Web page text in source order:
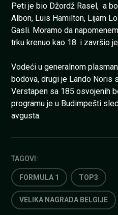
Peti je bio Džordž Rasel, a
Albon, Luis Hamilton, Lijam
Gasli. Moramo da
trku krenuo kao 18. i završio
Vodeći u generalnom
bodova, drugi je Lando Noris
Verstapen sa 185 osvojenih
programu je u Budimpešti
avgusta.
TAGOVI:
FORMULA 1 TOP3
VELIKA NAGRADA BELGIJE